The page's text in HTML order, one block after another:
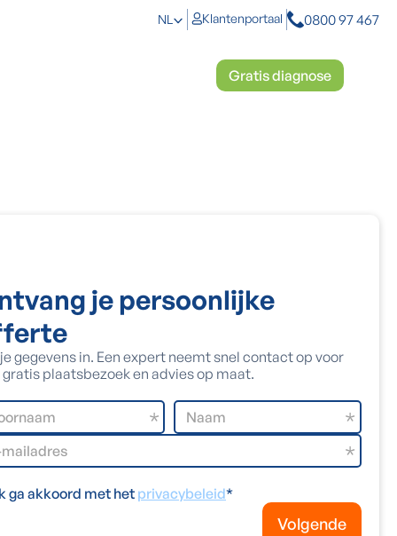
NL Klantenportaal 0800 97 467
Gratis diagnose
je persoonlijke
gegevens in. Een expert neemt snel contact op voor
gratis plaatsbezoek en advies op maat.
ga akkoord met het privacybeleid*
Volgende